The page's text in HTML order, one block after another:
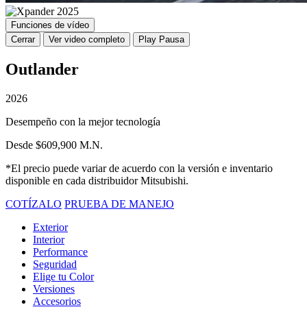
Funciones de vídeo
Cerrar
Ver video completo Play Pausa
Outlander
2026
Desempeño con la mejor tecnología
Desde $609,900 M.N.
*El precio puede variar de acuerdo con la versión e inventario
disponible en cada distribuidor Mitsubishi.
COTÍZALO PRUEBA DE MANEJO
Exterior
Interior
Performance
Seguridad
Elige tu Color
Versiones
Accesorios